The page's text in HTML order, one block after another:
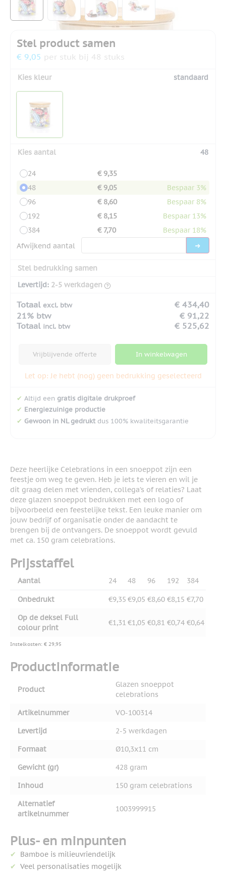
Stel product samen
€ 9,05 per stuk bij 48 stuks
Kies kleur standaard
Kies aantal 48
24
€ 9,35
48
€ 9,05
Bespaar 3%
96
€ 8,60
Bespaar 8%
192
€ 8,15
Bespaar 13%
384
€ 7,70
Bespaar 18%
Afwijkend aantal
Stel bedrukking samen
Levertijd: 2-5 werkdagen
Totaal excl. btw
€ 434,40
21% btw
€ 91,22
Totaal incl. btw € 525,62
Vrijblijvende offerte In winkelwagen
Let op: Je hebt (nog) geen bedrukking geselecteerd
✔ Altijd een gratis digitale drukproef
✔ Energiezuinige productie
✔ Gewoon in NL gedruktdus 100% kwaliteitsgarantie
Deze heerlijke Celebrations in een snoeppot zijn een
feestje om weg te geven. Heb je iets te vieren en wil je
dit graag delen met vrienden, collega’s of relaties? Laat
deze glazen snoeppot bedrukken met een logo of
bijvoorbeeld een feestelijke tekst. Een leuke manier om
jouw bedrijf of organisatie onder de aandacht te
brengen bij de ontvangers. De snoeppot wordt gevuld
met ca. 150 gram celebrations.
Prijsstaffel
Aantal 24 48 96 192 384
Onbedrukt €9,35 €9,05 €8,60 €8,15 €7,70
Op de deksel Full
colour print
€1,31 €1,05 €0,81 €0,74 €0,64
Instelkosten: € 29,95
Productinformatie
Product
Glazen snoeppot
celebrations
Artikelnummer
VO-100314
Levertijd
2-5 werkdagen
Formaat
Ø10,3x11 cm
Gewicht (gr)
428 gram
Inhoud
150 gram celebrations
Alternatief
artikelnummer
1003999915
Plus- en minpunten
Bamboe is milieuvriendelijk
Veel personalisaties mogelijk